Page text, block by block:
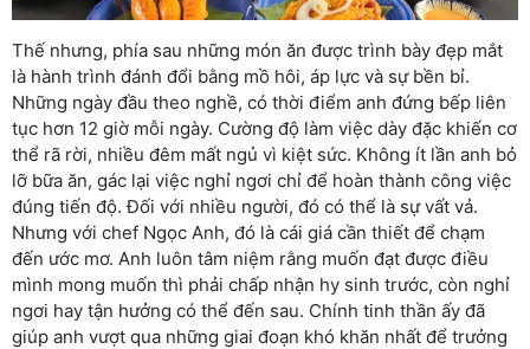
Thế nhưng, phía sau những món ăn được trình bày đẹp mắt
là hành trình đánh đổi bằng mồ hôi, áp lực và sự bền bỉ.
Những ngày đầu theo nghề, có thời điểm anh đứng bếp liên
tục hơn 12 giờ mỗi ngày. Cường độ làm việc dày đặc khiến cơ
thể rã rời, nhiều đêm mất ngủ vì kiệt sức. Không ít lần anh bỏ
lỡ bữa ăn, gác lại việc nghỉ ngơi chỉ để hoàn thành công việc
đúng tiến độ. Đối với nhiều người, đó có thể là sự vất vả.
Nhưng với chef Ngọc Anh, đó là cái giá cần thiết để chạm
đến ước mơ. Anh luôn tâm niệm rằng muốn đạt được điều
mình mong muốn thì phải chấp nhận hy sinh trước, còn nghỉ
ngơi hay tận hưởng có thể đến sau. Chính tinh thần ấy đã
giúp anh vượt qua những giai đoạn khó khăn nhất để trưởng